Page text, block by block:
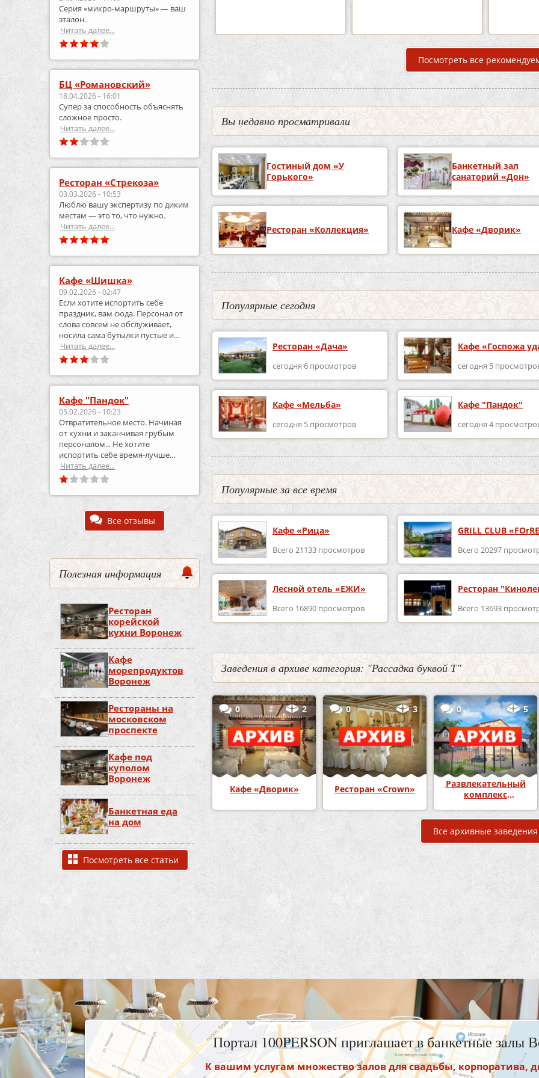
Серия «микро‑маршруты» — ваш
эталон.
Читать далее...
БЦ «Романовский»
18.04.2026 - 16:01
Супер за способность объяснять
сложное просто.
Читать далее...
Ресторан «Стрекоза»
03.03.2026 - 10:53
Люблю вашу экспертизу по диким
местам — это то, что нужно.
Читать далее...
Кафе «Шишка»
09.02.2026 - 02:47
Если хотите испортить себе
праздник, вам сюда. Персонал от
слова совсем не обслуживает,
носила сама бутылки пустые и
приносила полные.
Читать далее...
Кафе "Пандок"
05.02.2026 - 10:23
Отвратительное место. Начиная
от кухни и заканчивая грубым
персоналом... Не хотите
испортить себе время-лучше
выберите что-то другое..
Читать далее...
Все отзывы
Полезная информация
Ресторан
корейской
кухни Воронеж
Кафе
морепродуктов
Воронеж
Рестораны на
московском
проспекте
Кафе под
куполом
Воронеж
Банкетная еда
на дом
Посмотреть все статьи
Посмотреть все
Вы недавно просматривали
Гостиный дом «У
Горького»
Банкетный зал
санаторий «Дон»
Ресторан «Коллекция» Кафе «Дворик»
Популярные сегодня
Ресторан «Дача»
сегодня 6 просмотров
Кафе «Госпожа
сегодня 5
Кафе «Мельба»
сегодня 5 просмотров
Кафе "Пандок"
сегодня 4
Популярные за все время
Кафе «Рица»
Всего 21133 просмотров
GRILL CLUB
Всего 20297
Лесной отель «ЕЖИ»
Всего 16890 просмотров
Ресторан
Всего 13693
Заведения в архиве категория: "Рассадка буквой Т"
0 2
Кафе «Дворик»
0 3
Ресторан «Crown»
0 5
Развлекательный
комплекс
Все архивные заведения
Портал 100PERSON приглашает в банкетные залы
К вашим услугам множество залов для свадьбы, корпоратива,